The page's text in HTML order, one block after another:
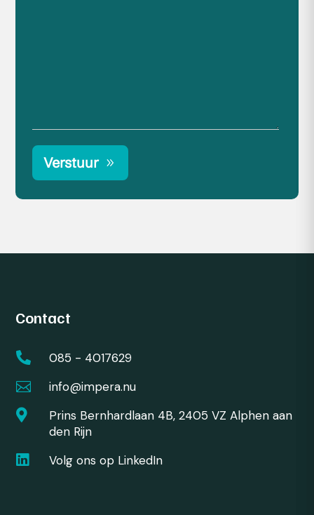
Verstuur
Contact
 085 - 4017629
 info@impera.nu

Prins Bernhardlaan 4B, 2405 VZ Alphen aan
den Rijn
 Volg ons op LinkedIn